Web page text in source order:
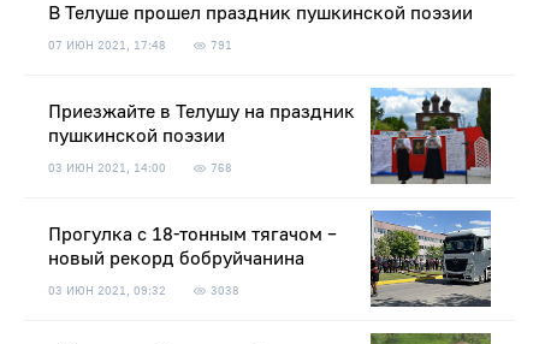
В Телуше прошел праздник пушкинской поэзии
07 ИЮН 2021, 17:48 791
Приезжайте в Телушу на праздник
пушкинской поэзии
03 ИЮН 2021, 14:00 768
Прогулка с 18-тонным тягачом –
новый рекорд бобруйчанина
03 ИЮН 2021, 09:32 3038